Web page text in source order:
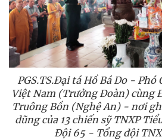
PGS.TS.Đại tá Hồ Bá Do - Phó
Việt Nam (Trưởng Đoàn) cùng
Truông Bồn (Nghệ An) - nơi
dũng của 13 chiến sỹ TNXP
Đội 65 - Tổng đội